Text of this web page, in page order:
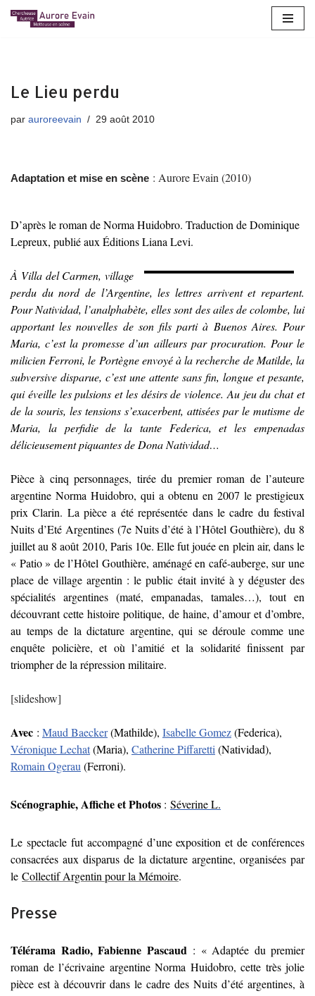
Le Lieu perdu
par auroreevain 29 août 2010
Adaptation et mise en scène : Aurore Evain (2010)
D’après le roman de Norma Huidobro. Traduction de Dominique
Lepreux, publié aux Éditions Liana Levi.
À Villa del Carmen, village
perdu du nord de l’Argentine, les lettres arrivent et repartent.
Pour Natividad, l’analphabète, elles sont des ailes de colombe, lui
apportant les nouvelles de son fils parti à Buenos Aires. Pour
Maria, c’est la promesse d’un ailleurs par procuration. Pour le
milicien Ferroni, le Portègne envoyé à la recherche de Matilde, la
subversive disparue, c’est une attente sans fin, longue et pesante,
qui éveille les pulsions et les désirs de violence. Au jeu du chat et
de la souris, les tensions s’exacerbent, attisées par le mutisme de
Maria, la perfidie de la tante Federica, et les empenadas
délicieusement piquantes de Dona Natividad…
Pièce à cinq personnages, tirée du premier roman de l’auteure
argentine Norma Huidobro, qui a obtenu en 2007 le prestigieux
prix Clarin. La pièce a été représentée dans le cadre du festival
Nuits d’Eté Argentines (7e Nuits d’été à l’Hôtel Gouthière), du 8
juillet au 8 août 2010, Paris 10e. Elle fut jouée en plein air, dans le
« Patio » de l’Hôtel Gouthière, aménagé en café-auberge, sur une
place de village argentin : le public était invité à y déguster des
spécialités argentines (maté, empanadas, tamales…), tout en
découvrant cette histoire politique, de haine, d’amour et d’ombre,
au temps de la dictature argentine, qui se déroule comme une
enquête policière, et où l’amitié et la solidarité finissent par
triompher de la répression militaire.
[slideshow]
Avec : Maud Baecker(Mathilde), Isabelle Gomez(Federica),
Véronique Lechat(Maria), Catherine Piffaretti (Natividad),
Romain Ogerau (Ferroni).
Scénographie, Affiche et Photos : Séverine L.
Le spectacle fut accompagné d’une exposition et de conférences
consacrées aux disparus de la dictature argentine, organisées par
le Collectif Argentin pour la Mémoire.
Presse
Télérama Radio, Fabienne Pascaud : « Adaptée du premier
roman de l’écrivaine argentine Norma Huidobro, cette très jolie
pièce est à découvrir dans le cadre des Nuits d’été argentines, à